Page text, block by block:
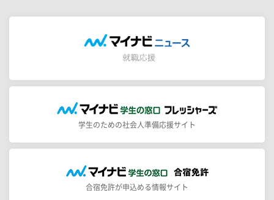
学生のための社会人準備応援サイト
合宿免許が申込める情報サイト